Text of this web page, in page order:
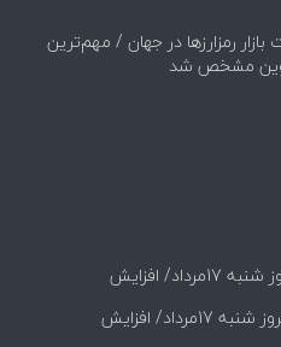
رمزارزها در جهان / مهم‌ترین
مشخص شد
قیمت طلا و سکه امروز شنبه 17مرداد/ افزایش
و جزئیات قیمت طلای 18عیار امروز شنبه 17مرداد/ افزایش